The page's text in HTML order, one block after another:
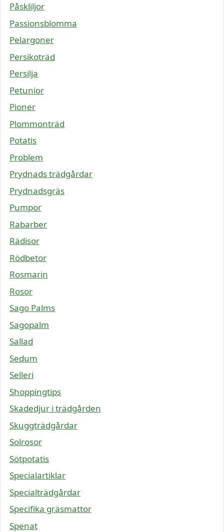
Påskliljor
Passionsblomma
Pelargoner
Persikoträd
Persilja
Petunior
Pioner
Plommonträd
Potatis
Problem
Prydnads trädgårdar
Prydnadsgräs
Pumpor
Rabarber
Rädisor
Rödbetor
Rosmarin
Rosor
Sago Palms
Sagopalm
Sallad
Sedum
Selleri
Shoppingtips
Skadedjur i trädgården
Skuggträdgårdar
Solrosor
Sötpotatis
Specialartiklar
Specialträdgårdar
Specifika gräsmattor
Spenat